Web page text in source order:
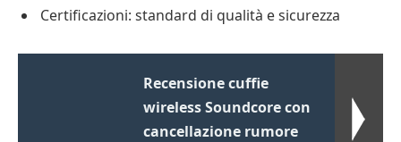
Certificazioni: standard di qualità e sicurezza
Recensione cuffie
wireless Soundcore con
cancellazione rumore